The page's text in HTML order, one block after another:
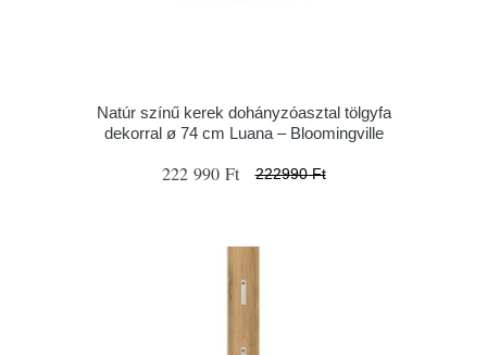
Natúr színű kerek dohányzóasztal tölgyfa
dekorral ø 74 cm Luana – Bloomingville
222 990 Ft 222990 Ft